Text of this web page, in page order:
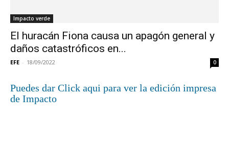
Impacto verde
El huracán Fiona causa un apagón general y
daños catastróficos en...
EFE - 18/09/2022 0
Puedes dar Click aqui para ver la edición impresa
de Impacto